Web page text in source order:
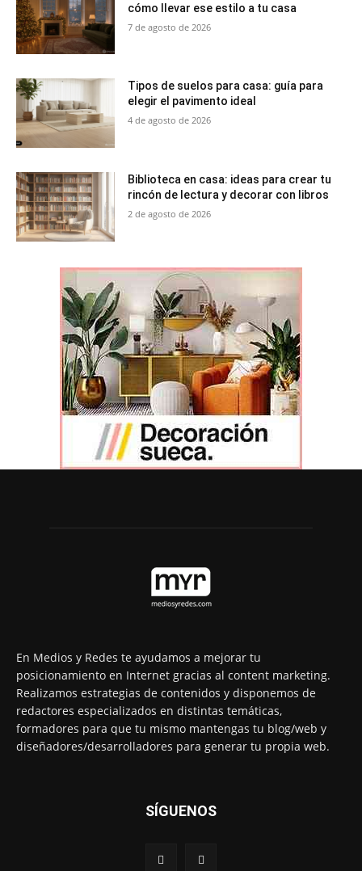
cómo llevar ese estilo a tu casa
7 de agosto de 2026
Tipos de suelos para casa: guía para
elegir el pavimento ideal
4 de agosto de 2026
Biblioteca en casa: ideas para crear tu
rincón de lectura y decorar con libros
2 de agosto de 2026
En Medios y Redes te ayudamos a mejorar tu
posicionamiento en Internet gracias al content marketing.
Realizamos estrategias de contenidos y disponemos de
redactores especializados en distintas temáticas,
formadores para que tu mismo mantengas tu blog/web y
diseñadores/desarrolladores para generar tu propia web.
SÍGUENOS